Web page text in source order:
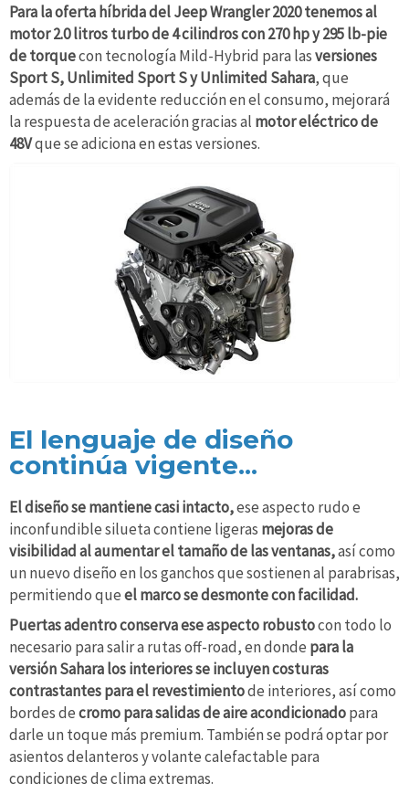
Para la oferta híbrida del Jeep Wrangler 2020 tenemos al
motor 2.0 litros turbo de 4 cilindros con 270 hp y 295 lb-pie
de torquecon tecnología Mild-Hybrid para lasversiones
Sport S, Unlimited Sport S y Unlimited Sahara, que
además de la evidente reducción en el consumo, mejorará
la respuesta de aceleración gracias al motor eléctrico de
48Vque se adiciona en estas versiones.
El lenguaje de diseño
continúa vigente...
El diseño se mantiene casi intacto,ese aspecto rudo e
inconfundible silueta contiene ligeras mejoras de
visibilidad al aumentar el tamaño de las ventanas,así como
un nuevo diseño en los ganchos que sostienen al parabrisas,
permitiendo queel marco se desmonte con facilidad.
Puertas adentro conserva ese aspecto robustocon todo lo
necesario para salir a rutas off-road, en donde para la
versión Sahara los interiores se incluyen costuras
contrastantes para el revestimientode interiores, así como
bordes decromo para salidas de aire acondicionadopara
darle un toque más premium. También se podrá optar por
asientos delanteros y volante calefactable para
condiciones de clima extremas.